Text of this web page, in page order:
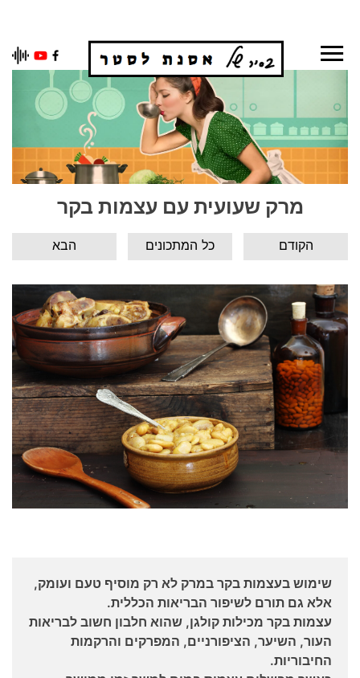
Skip
מרק שעועית עם עצמות בקר
הבא כל המתכונים הקודם
שימוש בעצמות בקר במרק לא רק מוסיף טעם ועומק,
אלא גם תורם לשיפור הבריאות הכללית.
עצמות בקר מכילות קולגן, שהוא חלבון חשוב לבריאות
העור, השיער, הציפורניים, המפרקים והרקמות
החיבוריות.